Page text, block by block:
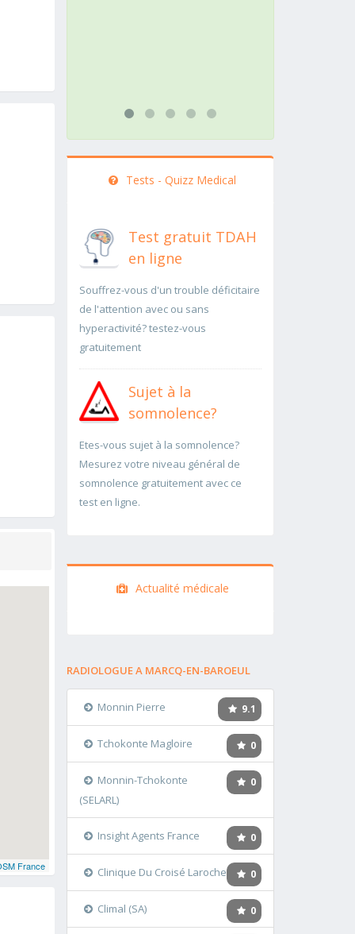
France
Tests - Quizz Medical
Test gratuit TDAH
en ligne
Souffrez-vous d'un trouble déficitaire
de l'attention avec ou sans
hyperactivité? testez-vous
gratuitement
Sujet à la
somnolence?
Etes-vous sujet à la somnolence?
Mesurez votre niveau général de
somnolence gratuitement avec ce
test en ligne.
Actualité médicale
RADIOLOGUE A MARCQ-EN-BAROEUL
9.1
Monnin Pierre
0
Tchokonte Magloire
0
Monnin-Tchokonte
(SELARL)
0
Insight Agents France
0
Clinique Du Croisé Laroche
0
Climal (SA)